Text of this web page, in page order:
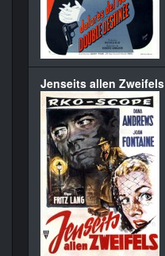
Jenseits allen Zweifels